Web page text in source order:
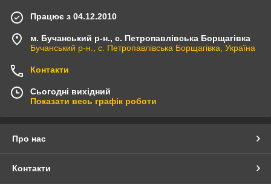
Працює з 04.12.2010
м. Бучанський р-н., с. Петропавлівська Борщагівка
Бучанський р-н., с. Петропавлівська Борщагівка, Україна
Контакти
Сьогодні вихідний
Показати весь графік роботи
Про нас
Контакти